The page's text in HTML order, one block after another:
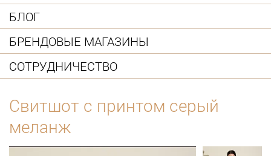
БЛОГ
БРЕНДОВЫЕ МАГАЗИНЫ
СОТРУДНИЧЕСТВО
Свитшот с принтом серый
меланж